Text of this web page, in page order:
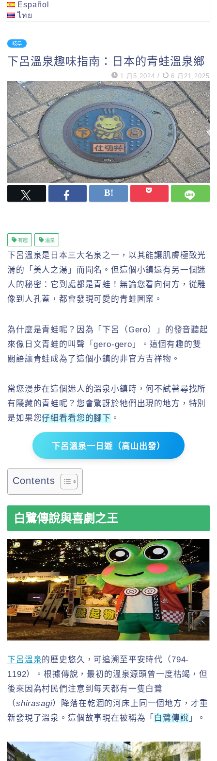
Español
ไทย
岐阜
下呂溫泉趣味指南：日本的青蛙溫泉鄉
1 月5,2024 / 6 月21,2025
有趣 溫泉
下呂溫泉是日本三大名泉之一，以其能讓肌膚極致光
滑的「美人之湯」而聞名。但這個小鎮還有另一個迷
人的秘密：它到處都是青蛙！無論您看向何方，從雕
像到人孔蓋，都會發現可愛的青蛙圖案。
為什麼是青蛙呢？因為「下呂（Gero）」的發音聽起
來像日文青蛙的叫聲「gero-gero」。這個有趣的雙
關語讓青蛙成為了這個小鎮的非官方吉祥物。
當您漫步在這個迷人的溫泉小鎮時，何不試著尋找所
有隱藏的青蛙呢？您會驚訝於牠們出現的地方，特別
是如果您仔細看看您的腳下 。
下呂溫泉一日遊（高山出發）
Contents
白鷺傳說與喜劇之王
下呂溫泉 的歷史悠久，可追溯至平安時代（794-
1192）。根據傳說，最初的溫泉源頭曾一度枯竭，但
後來因為村民們注意到每天都有一隻白鷺
（shirasagi）降落在乾涸的河床上同一個地方，才重
新發現了溫泉。這個故事現在被稱為「 白鷺傳說 」。